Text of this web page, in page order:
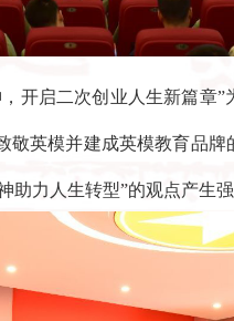
开启二次创业人生新篇章
英模并建成英模教育品
力人生转型”的观点产生强